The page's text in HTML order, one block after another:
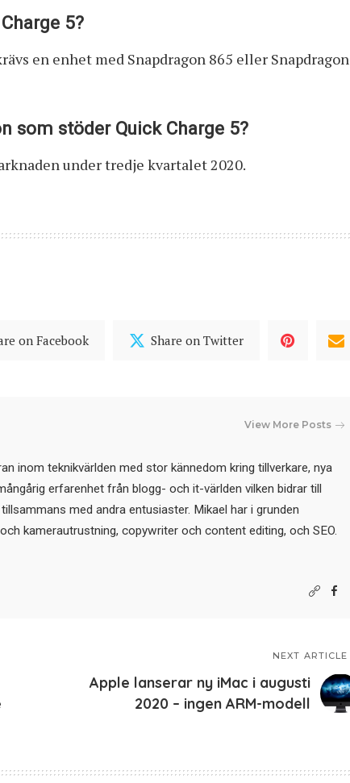
5?
en enhet med Snapdragon 865 eller Snapdragon
som stöder Quick Charge 5?
under tredje kvartalet 2020.
on Facebook Share on Twitter
View More Posts
inom teknikvärlden med stor kännedom kring tillverkare, nya
erfarenhet från blogg- och it-världen vilken bidrar till
med andra entusiaster. Mikael har i grunden
kamerautrustning, copywriter och content editing, och SEO.
NEXT ARTICLE
Apple lanserar ny iMac i augusti
2020 – ingen ARM-modell